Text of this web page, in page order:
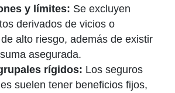
y límites: Se excluyen
derivados de vicios o
alto riesgo, además de existir
asegurada.
rígidos: Los seguros
suelen tener beneficios fijos,